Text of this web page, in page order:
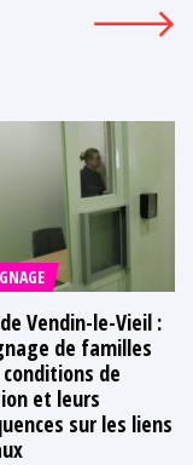
Vendin-le-Vieil :
de familles
de
et leurs
sur les liens